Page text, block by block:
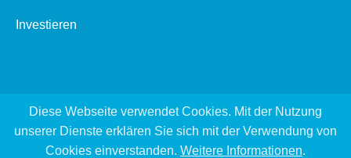
Investieren
Diese Webseite verwendet Cookies. Mit der Nutzung
unserer Dienste erklären Sie sich mit der Verwendung von
Cookies einverstanden. Weitere Informationen.